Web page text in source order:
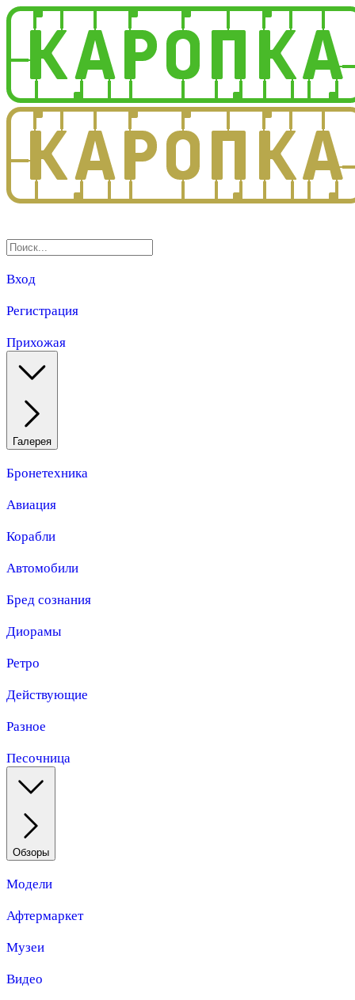
Вход
Регистрация
Прихожая
Галерея
Бронетехника
Авиация
Корабли
Автомобили
Бред сознания
Диорамы
Ретро
Действующие
Разное
Песочница
Обзоры
Модели
Афтермаркет
Музеи
Видео